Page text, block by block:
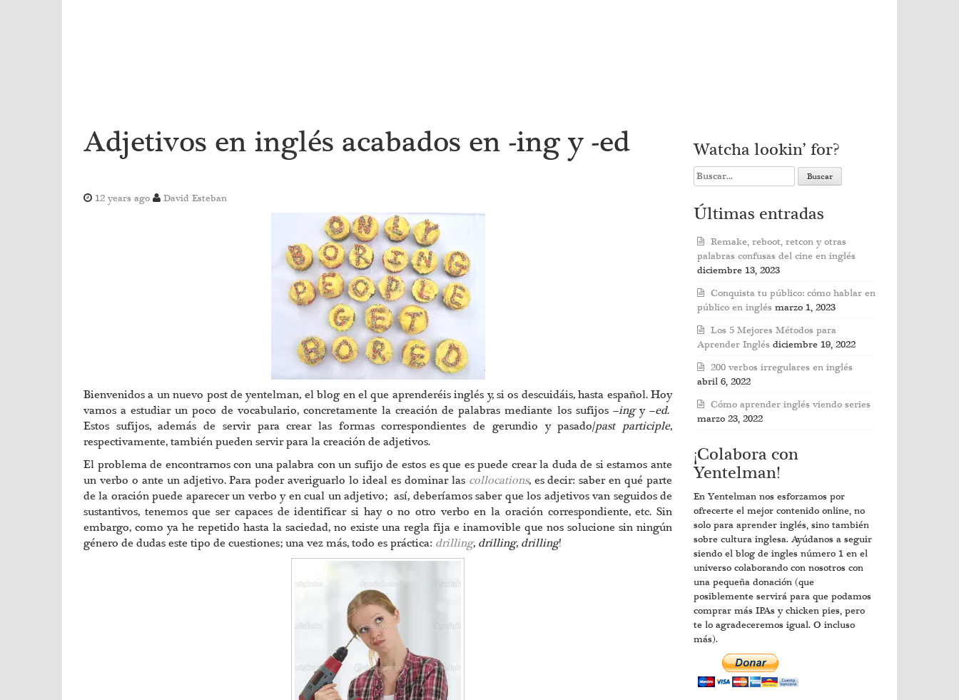
Adjetivos en inglés acabados en -ing y -ed
12 years ago David Esteban
Bienvenidos a un nuevo post de yentelman, el blog en el que aprenderéis inglés y, si os descuidáis, hasta español. Hoy
vamos a estudiar un poco de vocabulario, concretamente la creación de palabras mediante los sufijos –ingy –ed.
Estos sufijos, además de servir para crear las formas correspondientes de gerundio y pasado/past participle,
respectivamente, también pueden servir para la creación de adjetivos.
El problema de encontrarnos con una palabra con un sufijo de estos es que es puede crear la duda de si estamos ante
un verbo o ante un adjetivo. Para poder averiguarlo lo ideal es dominar las collocations, es decir: saber en qué parte
de la oración puede aparecer un verbo y en cual un adjetivo; así, deberíamos saber que los adjetivos van seguidos de
sustantivos, tenemos que ser capaces de identificar si hay o no otro verbo en la oración correspondiente, etc. Sin
embargo, como ya he repetido hasta la saciedad, no existe una regla fija e inamovible que nos solucione sin ningún
género de dudas este tipo de cuestiones; una vez más, todo es práctica: drilling, drilling, drilling!
Watcha lookin’ for?
Search
for:
Últimas entradas
Remake, reboot, retcon y otras
palabras confusas del cine en inglés
diciembre 13, 2023
Conquista tu público: cómo hablar en
público en inglés marzo 1, 2023
Los 5 Mejores Métodos para
Aprender Inglés diciembre 19, 2022
200 verbos irregulares en inglés
abril 6, 2022
Cómo aprender inglés viendo series
marzo 23, 2022
¡Colabora con
Yentelman!
En Yentelman nos esforzamos por
ofrecerte el mejor contenido online, no
solo para aprender inglés, sino también
sobre cultura inglesa. Ayúdanos a seguir
siendo el blog de ingles número 1 en el
universo colaborando con nosotros con
una pequeña donación (que
posiblemente servirá para que podamos
comprar más IPAs y chicken pies, pero
te lo agradeceremos igual. O incluso
más).